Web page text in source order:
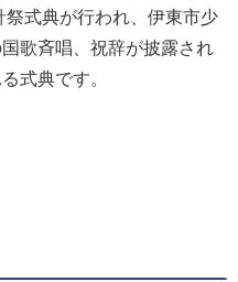
式典が行われ、伊東市少
歌斉唱、祝辞が披露され
式典です。